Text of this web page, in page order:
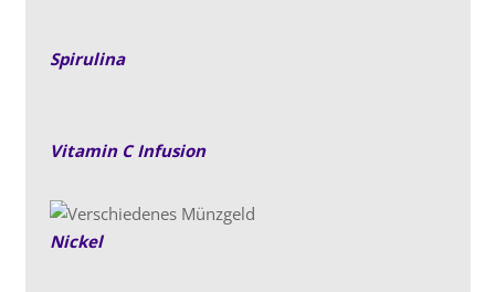
Spirulina
Vitamin C Infusion
Nickel